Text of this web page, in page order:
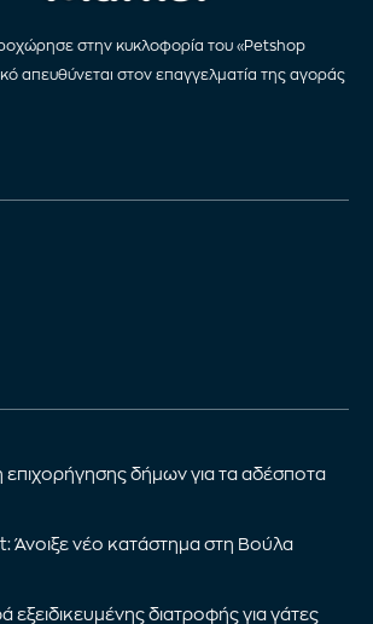
στην κυκλοφορία του «Petshop
απευθύνεται στον επαγγελματία της αγοράς
δήμων για τα αδέσποτα
Άνοιξε νέο κατάστημα στη Βούλα
εξειδικευμένης διατροφής για γάτες